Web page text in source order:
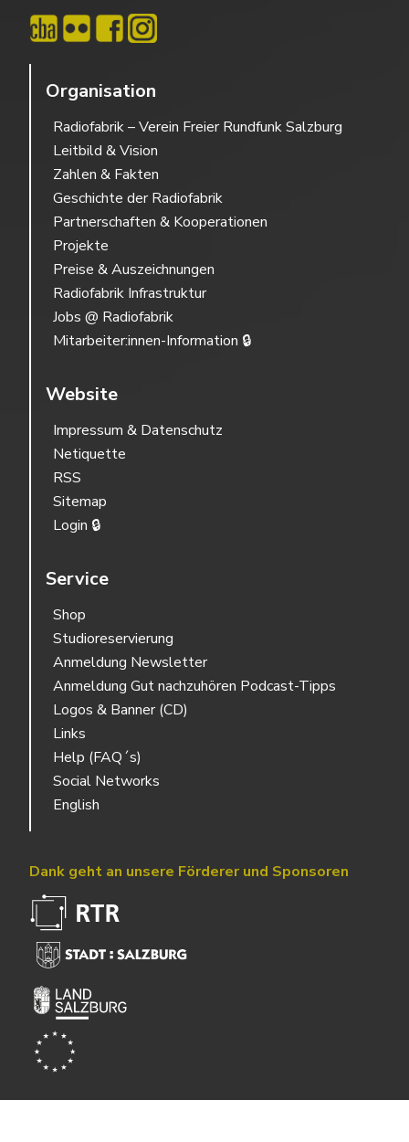
Organisation
Radiofabrik – Verein Freier Rundfunk Salzburg
Leitbild & Vision
Zahlen & Fakten
Geschichte der Radiofabrik
Partnerschaften & Kooperationen
Projekte
Preise & Auszeichnungen
Radiofabrik Infrastruktur
Jobs @ Radiofabrik
Mitarbeiter:innen-Information 🔒
Website
Impressum & Datenschutz
Netiquette
RSS
Sitemap
Login 🔒
Service
Shop
Studioreservierung
Anmeldung Newsletter
Anmeldung Gut nachzuhören Podcast-Tipps
Logos & Banner (CD)
Links
Help (FAQ´s)
Social Networks
English
Dank geht an unsere Förderer und Sponsoren